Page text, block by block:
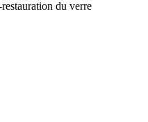
du verre